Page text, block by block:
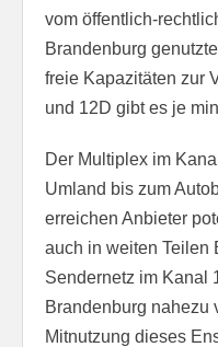
vom öffentlich-
Brandenburg
freie Kapazitäten zur
und 12D gibt es je
Der Multiplex im
Umland bis zum
erreichen Anbieter
auch in weiten Teilen
Sendernetz im Kanal
Brandenburg nahezu
Mitnutzung dieses